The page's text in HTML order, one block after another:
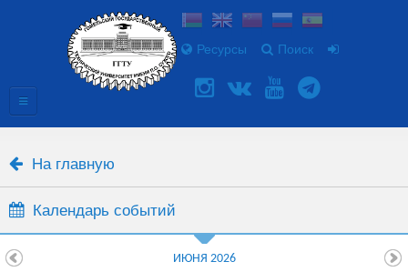
Ресурсы Поиск
На главную
Календарь событий
ИЮНЯ 2026